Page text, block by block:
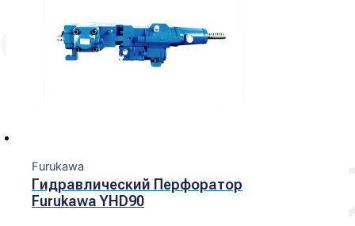
Furukawa
Гидравлический Перфоратор
Furukawa YHD90